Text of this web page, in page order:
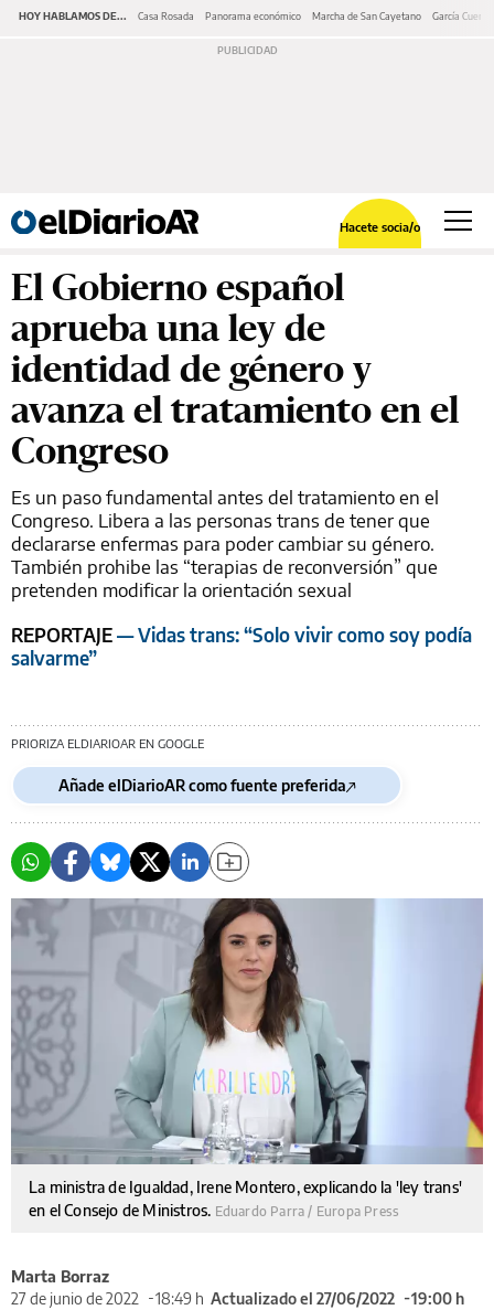
HOY HABLAMOS DE... Casa Rosada Panorama económico Marcha de San Cayetano García Cuerva
Hacete socia/o
El Gobierno español
aprueba una ley de
identidad de género y
avanza el tratamiento en el
Congreso
Es un paso fundamental antes del tratamiento en el
Congreso. Libera a las personas trans de tener que
declararse enfermas para poder cambiar su género.
También prohibe las “terapias de reconversión” que
pretenden modificar la orientación sexual
REPORTAJE— Vidas trans: “Solo vivir como soy podía
salvarme”
PRIORIZA ELDIARIOAR EN GOOGLE
Añade elDiarioAR como fuente preferida
La ministra de Igualdad, Irene Montero, explicando la 'ley trans'
en el Consejo de Ministros. Eduardo Parra / Europa Press
Marta Borraz
27 de junio de 2022
18:49 h Actualizado el 27/06/2022
19:00 h